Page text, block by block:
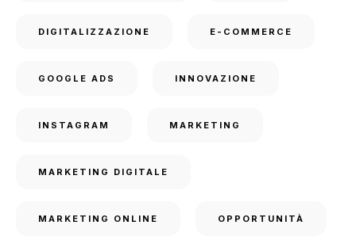
DIGITALIZZAZIONE E-COMMERCE
GOOGLE ADS INNOVAZIONE
INSTAGRAM MARKETING
MARKETING DIGITALE
MARKETING ONLINE OPPORTUNITÀ